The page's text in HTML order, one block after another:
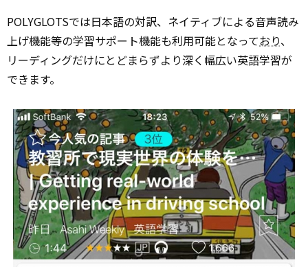
POLYGLOTSでは日本語の対訳、ネイティブによる音声読み
上げ機能等の学習サポート機能も利用可能となっており、
リーディングだけにとどまらずより深く幅広い英語学習が
できます。